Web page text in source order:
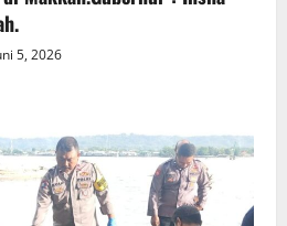
5, 2026